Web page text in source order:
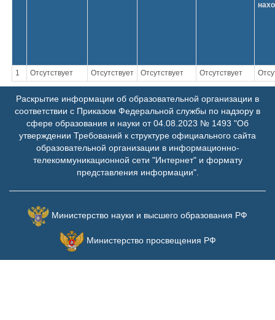
1 Отсутствует Отсутствует Отсутствует Отсутствует
Информация о представительствах
образовательной организации (в том числе
находящихся за пределами Российской
Федерации):
Наименование
представительства
Дата
основания
Руководитель
руководителя
Отсутствует
Раскрытие информации об образовательной организации в
соответствии с Приказом Федеральной службы по надзору в
сфере образования и науки от 04.08.2023 № 1493 "Об
утверждении Требований к структуре официального сайта
образовательной организации в информационно-
телекоммуникационной сети "Интернет" и формату
представления информации".
Министерство науки и высшего образования РФ
Министерство просвещения РФ